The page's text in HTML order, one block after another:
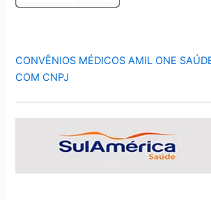
CONVÊNIOS MÉDICOS AMIL ONE
COM CNPJ